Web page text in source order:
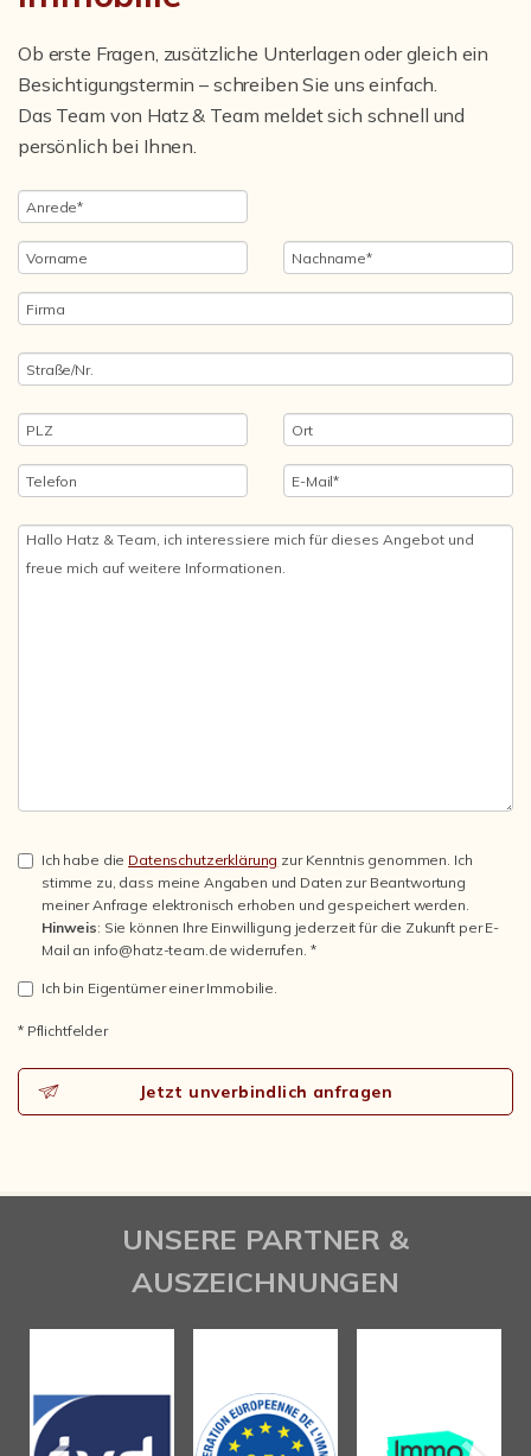
Ob erste Fragen, zusätzliche Unterlagen oder gleich ein
Besichtigungstermin – schreiben Sie uns einfach.
Das Team von Hatz & Team meldet sich schnell und
persönlich bei Ihnen.
Ich habe die Datenschutzerklärung zur Kenntnis genommen. Ich
stimme zu, dass meine Angaben und Daten zur Beantwortung
meiner Anfrage elektronisch erhoben und gespeichert werden.
Hinweis: Sie können Ihre Einwilligung jederzeit für die Zukunft per E-
Mail an info@hatz-team.de widerrufen. *
Ich bin Eigentümer einer Immobilie.
* Pflichtfelder
Jetzt unverbindlich anfragen
UNSERE PARTNER &
AUSZEICHNUNGEN